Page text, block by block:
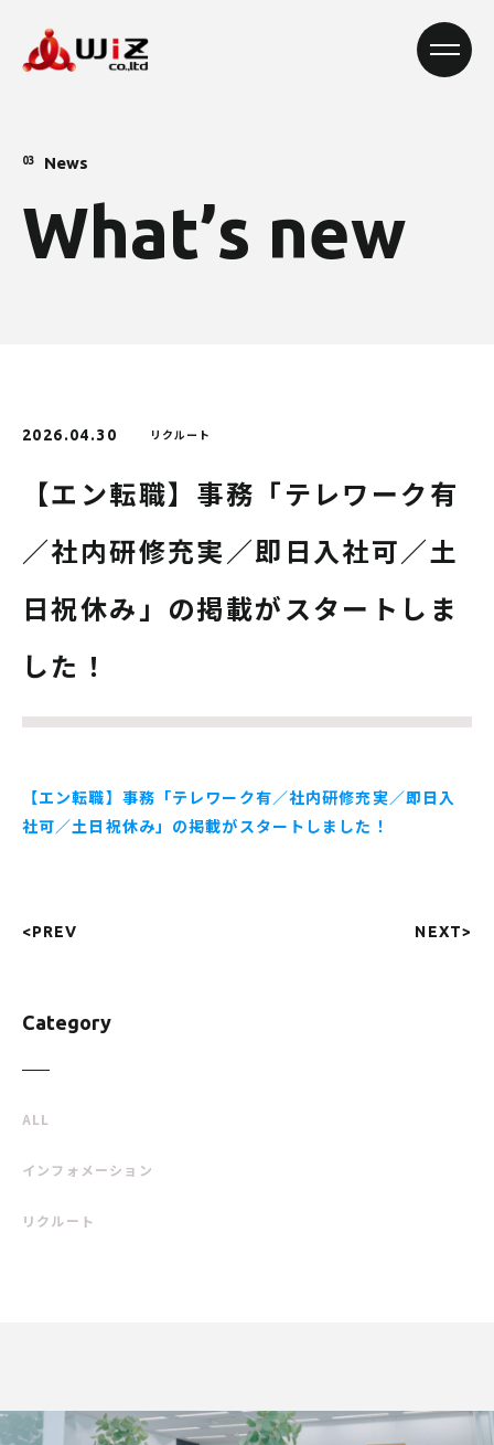
03 News
What’s new
2026.04.30 リクルート
【エン転職】事務「テレワーク有
／社内研修充実／即日入社可／土
日祝休み」の掲載がスタートしま
した！
【エン転職】事務「テレワーク有／社内研修充実／即日入
社可／土日祝休み」の掲載がスタートしました！
<PREV NEXT>
Category
ALL
インフォメーション
リクルート